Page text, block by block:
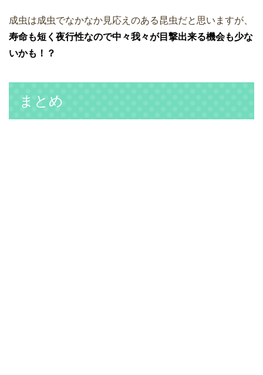
成虫は成虫でなかなか見応えのある昆虫だと思いますが、
寿命も短く夜行性なので中々我々が目撃出来る機会も少な
いかも！？
まとめ